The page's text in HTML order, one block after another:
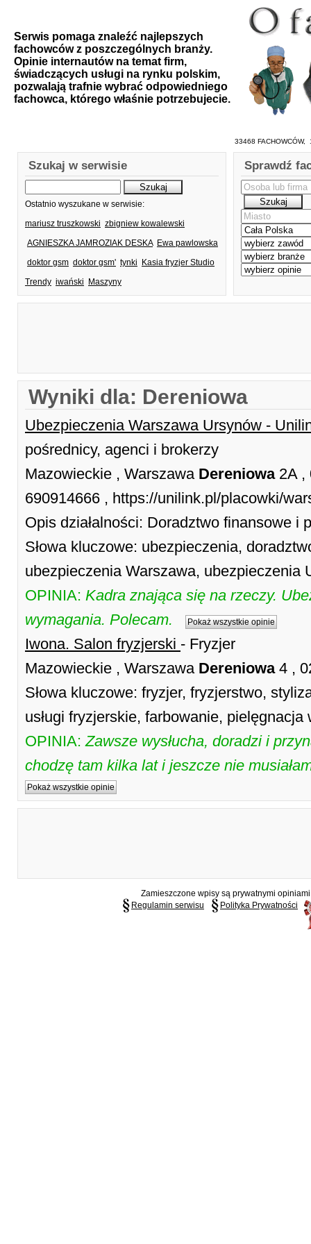
Serwis pomaga znaleźć najlepszych
fachowców z poszczególnych branży.
Opinie internautów na temat firm,
świadczących usługi na rynku polskim,
pozwalają trafnie wybrać odpowiedniego
fachowca, którego właśnie potrzebujecie.
33468
Szukaj w serwisie
Ostatnio wyszukane w serwisie:
mariusz truszkowski zbigniew kowalewski
AGNIESZKA JAMROZIAK DESKA Ewa pawlowska
doktor gsm doktor gsm' tynki
Kasia fryzjer Studio
Trendy iwański Maszyny
Sprawdź
Wyniki dla: Dereniowa
Ubezpieczenia Warszawa Ursynów -
pośrednicy, agenci i brokerzy
Mazowieckie , Warszawa Dereniowa2A ,
690914666 , https://unilink.pl/placowki/
Opis działalności: Doradztwo finansowe i
Słowa kluczowe: ubezpieczenia,
ubezpieczenia Warszawa, ubezpieczenia
OPINIA: Kadra znająca się na rzeczy.
wymagania. Polecam.
Pokaż wszystkie opinie
Iwona. Salon fryzjerski - Fryzjer
Mazowieckie , Warszawa Dereniowa4 ,
Słowa kluczowe: fryzjer, fryzjerstwo,
usługi fryzjerskie, farbowanie, pielęgnacja
OPINIA:Zawsze wysłucha, doradzi i
chodzę tam kilka lat i jeszcze nie
Pokaż wszystkie opinie
Zamieszczone wpisy są prywatnymi
Regulamin serwisu
Polityka Prywatności